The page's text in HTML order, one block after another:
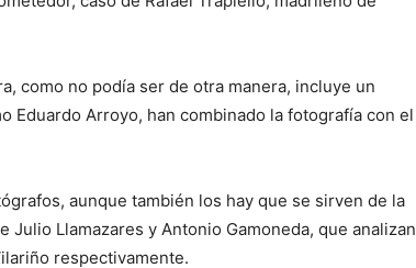
como no podía ser de otra manera, incluye un
Eduardo Arroyo, han combinado la fotografía con el
aunque también los hay que se sirven de la
Julio Llamazares y Antonio Gamoneda, que analizan
respectivamente.